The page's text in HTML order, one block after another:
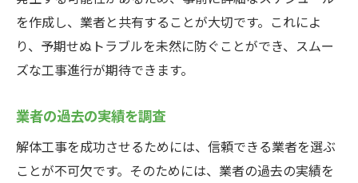
を作成し、業者と共有することが大切です。これによ
り、予期せぬトラブルを未然に防ぐことができ、スムー
ズな工事進行が期待できます。
業者の過去の実績を調査
解体工事を成功させるためには、信頼できる業者を選ぶ
ことが不可欠です。そのためには、業者の過去の実績を